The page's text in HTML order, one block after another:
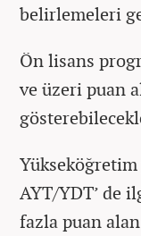
belirlemeleri
Ön lisans
ve üzeri puan
AYT/YDT’ de
fazla puan